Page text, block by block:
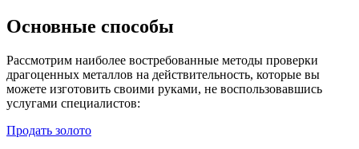
Основные способы
Рассмотрим наиболее востребованные методы проверки
драгоценных металлов на действительность, которые вы
можете изготовить своими руками, не воспользовавшись
услугами специалистов:
Продать золото